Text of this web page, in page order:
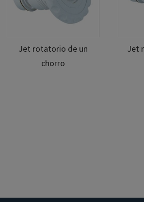
Jet rotatorio de un
chorro
Jet